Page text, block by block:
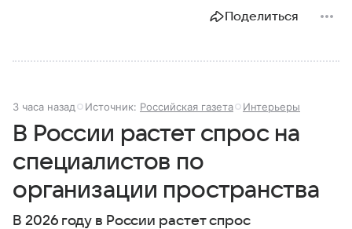
Поделиться
3 часа назад Источник: Российская газета Интерьеры
В России растет спрос на
специалистов по
организации пространства
В 2026 году в России растет спрос